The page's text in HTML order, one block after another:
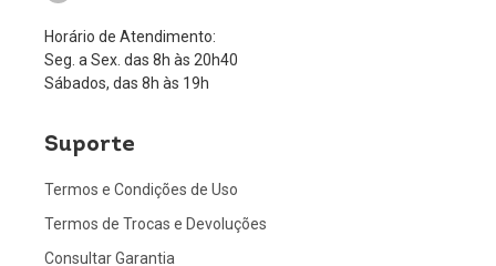
Horário de Atendimento:
Seg. a Sex. das 8h às 20h40
Sábados, das 8h às 19h
Suporte
Termos e Condições de Uso
Termos de Trocas e Devoluções
Consultar Garantia